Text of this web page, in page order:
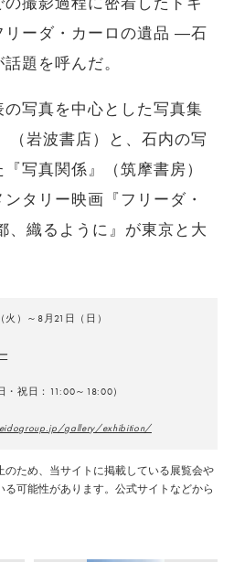
リーダ・カーロの遺品 ―石
題を呼んだ。
写真を中心とした写真集
（岩波書店）と、石内の写
写真関係』（筑摩書房）
タリー映画『フリーダ・
織るように』が東京と大
）～8月21日（日）
・祝日：11:00～18:00）
gallery/exhibition/
ため、当サイトに掲載している展覧会や
可能性があります。公式サイトなどから